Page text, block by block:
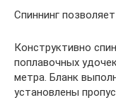
Спиннинг
Конструктивно
поплавочных
метра. Бланк
установлены